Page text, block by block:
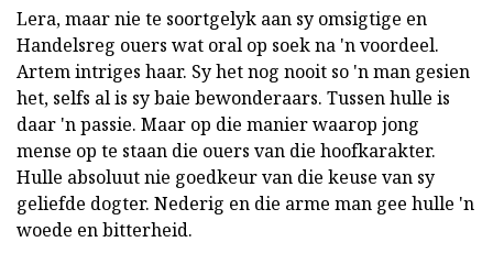
Lera, maar nie te soortgelyk aan sy omsigtige en
Handelsreg ouers wat oral op soek na 'n voordeel.
Artem intriges haar. Sy het nog nooit so 'n man gesien
het, selfs al is sy baie bewonderaars. Tussen hulle is
daar 'n passie. Maar op die manier waarop jong
mense op te staan die ouers van die hoofkarakter.
Hulle absoluut nie goedkeur van die keuse van sy
geliefde dogter. Nederig en die arme man gee hulle 'n
woede en bitterheid.